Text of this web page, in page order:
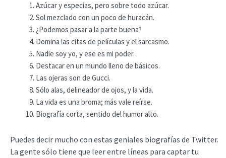
Azúcar y especias, pero sobre todo azúcar.
Sol mezclado con un poco de huracán.
¿Podemos pasar a la parte buena?
Domina las citas de películas y el sarcasmo.
Nadie soy yo, y ese es mi poder.
Destacar en un mundo lleno de básicos.
Las ojeras son de Gucci.
Sólo alas, delineador de ojos, y la vida.
La vida es una broma; más vale reírse.
Biografía corta, sentido del humor alto.
Puedes decir mucho con estas geniales biografías de Twitter.
La gente sólo tiene que leer entre líneas para captar tu